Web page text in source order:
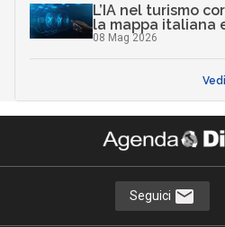
L’IA nel turismo
la mappa italiana
08 Mag 2026
Seguici